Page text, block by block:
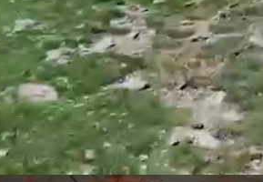
contratación indefinida
Junta en la avenida de Madrid